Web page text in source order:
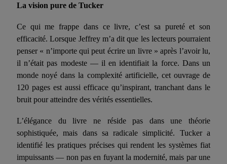
La vision pure de Tucker
Ce qui me frappe dans ce livre, c’est sa pureté et son
efficacité. Lorsque Jeffrey m’a dit que les lecteurs pourraient
penser « n’importe qui peut écrire un livre » après l’avoir lu,
il n’était pas modeste — il en identifiait la force. Dans un
monde noyé dans la complexité artificielle, cet ouvrage de
120 pages est aussi efficace qu’inspirant, tranchant dans le
bruit pour atteindre des vérités essentielles.
L’élégance du livre ne réside pas dans une théorie
sophistiquée, mais dans sa radicale simplicité. Tucker a
identifié les pratiques précises qui rendent les systèmes fiat
impuissants — non pas en fuyant la modernité, mais par une